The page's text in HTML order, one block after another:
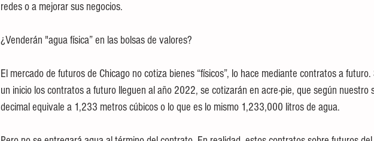
redes o a mejorar sus negocios.
¿Venderán "agua física” en las bolsas de valores?
El mercado de futuros de Chicago no cotiza bienes “físicos”, lo hace mediante contratos a
un inicio los contratos a futuro lleguen al año 2022, se cotizarán en acre-pie, que según nuestro
decimal equivale a 1,233 metros cúbicos o lo que es lo mismo 1,233,000 litros de agua.